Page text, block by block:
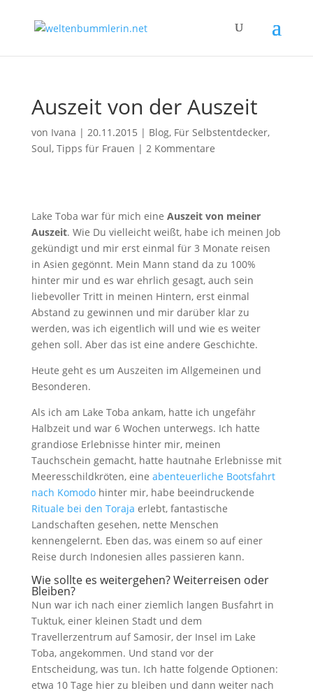
Auszeit von der Auszeit
von Ivana | 20.11.2015 | Blog, Für Selbstentdecker,
Soul, Tipps für Frauen | 2 Kommentare
Lake Toba war für mich eine Auszeit von meiner
Auszeit. Wie Du vielleicht weißt, habe ich meinen Job
gekündigt und mir erst einmal für 3 Monate reisen
in Asien gegönnt. Mein Mann stand da zu 100%
hinter mir und es war ehrlich gesagt, auch sein
liebevoller Tritt in meinen Hintern, erst einmal
Abstand zu gewinnen und mir darüber klar zu
werden, was ich eigentlich will und wie es weiter
gehen soll. Aber das ist eine andere Geschichte.
Heute geht es um Auszeiten im Allgemeinen und
Besonderen.
Als ich am Lake Toba ankam, hatte ich ungefähr
Halbzeit und war 6 Wochen unterwegs. Ich hatte
grandiose Erlebnisse hinter mir, meinen
Tauchschein gemacht, hatte hautnahe Erlebnisse mit
Meeresschildkröten, eine abenteuerliche Bootsfahrt
nach Komodohinter mir, habe beeindruckende
Rituale bei den Toraja erlebt, fantastische
Landschaften gesehen, nette Menschen
kennengelernt. Eben das, was einem so auf einer
Reise durch Indonesien alles passieren kann.
Wie sollte es weitergehen? Weiterreisen oder
Bleiben?
Nun war ich nach einer ziemlich langen Busfahrt in
Tuktuk, einer kleinen Stadt und dem
Travellerzentrum auf Samosir, der Insel im Lake
Toba, angekommen. Und stand vor der
Entscheidung, was tun. Ich hatte folgende Optionen:
etwa 10 Tage hier zu bleiben und dann weiter nach